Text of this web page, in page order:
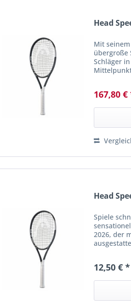
Head
Mit
übergroße
Schläger
Mittelpunkt
167,80 €
Head
Spiele
2026, der
12,50 € *